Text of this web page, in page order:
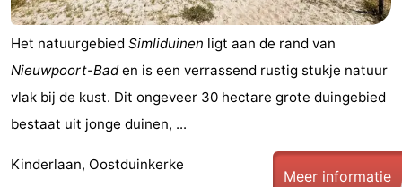
Het natuurgebied Simliduinen ligt aan de rand van
Nieuwpoort-Baden is een verrassend rustig stukje natuur
vlak bij de kust. Dit ongeveer 30 hectare grote duingebied
bestaat uit jonge duinen, ...
Kinderlaan, Oostduinkerke
Meer informatie